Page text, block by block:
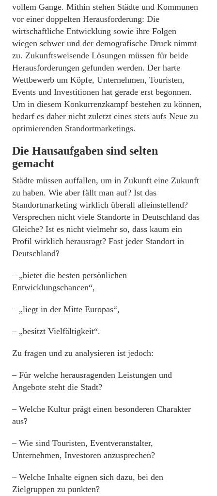
vollem Gange. Mithin stehen Städte und Kommunen
vor einer doppelten Herausforderung: Die
wirtschaftliche Entwicklung sowie ihre Folgen
wiegen schwer und der demografische Druck nimmt
zu. Zukunftsweisende Lösungen müssen für beide
Herausforderungen gefunden werden. Der harte
Wettbewerb um Köpfe, Unternehmen, Touristen,
Events und Investitionen hat gerade erst begonnen.
Um in diesem Konkurrenzkampf bestehen zu können,
bedarf es daher nicht zuletzt eines stets aufs Neue zu
optimierenden Standortmarketings.
Die Hausaufgaben sind selten
gemacht
Städte müssen auffallen, um in Zukunft eine Zukunft
zu haben. Wie aber fällt man auf? Ist das
Standortmarketing wirklich überall alleinstellend?
Versprechen nicht viele Standorte in Deutschland das
Gleiche? Ist es nicht vielmehr so, dass kaum ein
Profil wirklich herausragt? Fast jeder Standort in
Deutschland?
– „bietet die besten persönlichen
Entwicklungschancen“,
– „liegt in der Mitte Europas“,
– „besitzt Vielfältigkeit“.
Zu fragen und zu analysieren ist jedoch:
– Für welche herausragenden Leistungen und
Angebote steht die Stadt?
– Welche Kultur prägt einen besonderen Charakter
aus?
– Wie sind Touristen, Eventveranstalter,
Unternehmen, Investoren anzusprechen?
– Welche Inhalte eignen sich dazu, bei den
Zielgruppen zu punkten?